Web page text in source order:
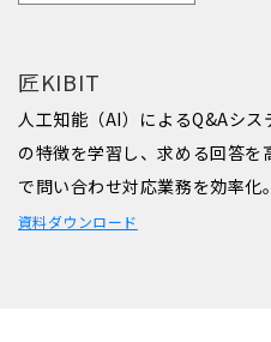
匠KIBIT
人工知能（AI）によるQ&Aシ
の特徴を学習し、求める回答
で問い合わせ対応業務を効率化。
資料ダウンロード